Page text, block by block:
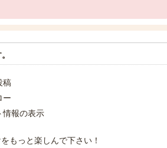
稿
ー
情報の表示
もっと楽しんで下さい！